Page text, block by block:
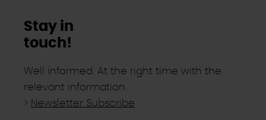
Stay in
touch!
Well informed. At the right time with the
relevant information.
> Newsletter Subscribe